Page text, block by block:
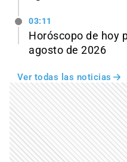
03:11
Horóscopo de hoy
agosto de 2026
Ver todas las noticias